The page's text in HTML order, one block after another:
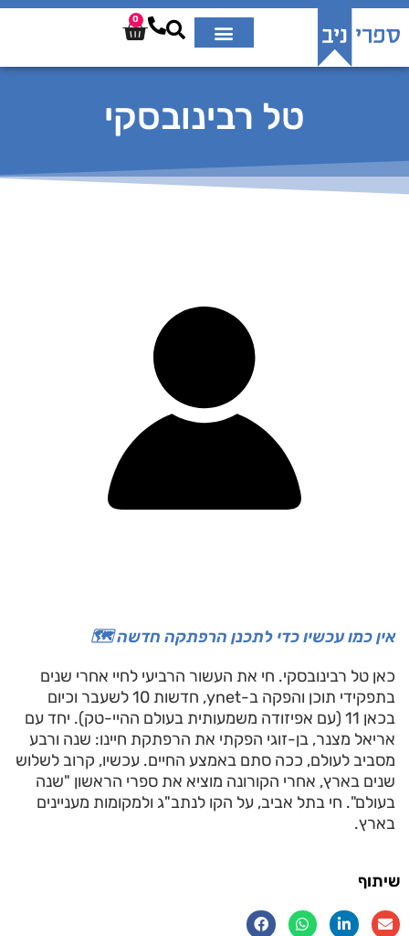
0
טל רבינובסקי
אין כמו עכשיו כדי לתכנן הרפתקה חדשה 🗺
כאן טל רבינובסקי. חי את העשור הרביעי לחיי אחרי שנים
בתפקידי תוכן והפקה ב-ynet, חדשות 10 לשעבר וכיום
בכאן 11 (עם אפיזודה משמעותית בעולם ההיי-טק). יחד עם
אריאל מצנר, בן-זוגי הפקתי את הרפתקת חיינו: שנה ורבע
מסביב לעולם, ככה סתם באמצע החיים. עכשיו, קרוב לשלוש
שנים בארץ, אחרי הקורונה מוציא את ספרי הראשון "שנה
בעולם". חי בתל אביב, על הקו לנתב"ג ולמקומות מעניינים
בארץ.
שיתוף